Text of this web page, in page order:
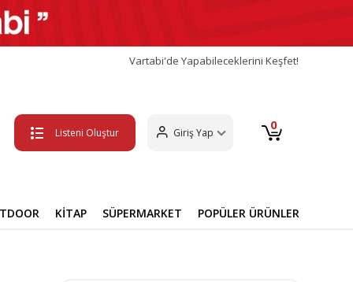
Vartabi'de Yapabileceklerini Keşfet!
Listeni Oluştur Giriş Yap 0
KİTAP SÜPERMARKET POPÜLER ÜRÜNLER